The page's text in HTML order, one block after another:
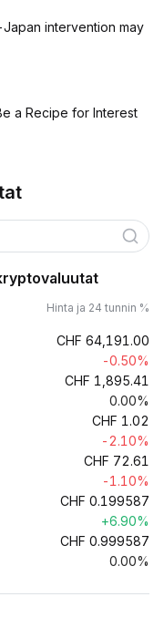
intervention may
a Recipe for Interest
Hinta ja 24 tunnin %
CHF 64,191.00
-0.50%
CHF 1,895.41
0.00%
CHF 1.02
-2.10%
CHF 72.61
-1.10%
CHF 0.199587
+6.90%
CHF 0.999587
0.00%